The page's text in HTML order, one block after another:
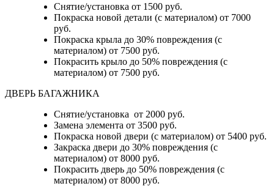
Снятие/установка от 1500 руб.
Покраска новой детали (с материалом) от 7000
руб.
Покраска крыла до 30% повреждения (с
материалом) от 7500 руб.
Покрасить крыло до 50% повреждения (с
материалом) от 7500 руб.
ДВЕРЬ БАГАЖНИКА
Снятие/установка от 2000 руб.
Замена элемента от 3500 руб.
Покраска новой двери (с материалом) от 5400 руб.
Закраска двери до 30% повреждения (с
материалом) от 8000 руб.
Покрасить дверь до 50% повреждения (с
материалом) от 8000 руб.